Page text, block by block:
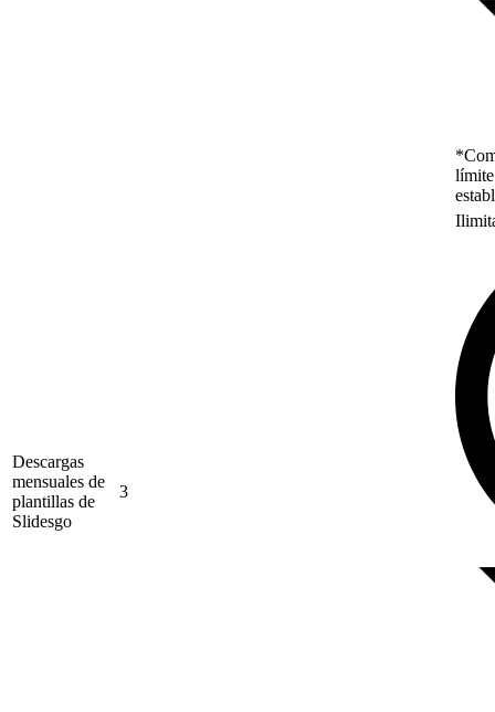
Descargas
mensuales de
plantillas de
Slidesgo
3